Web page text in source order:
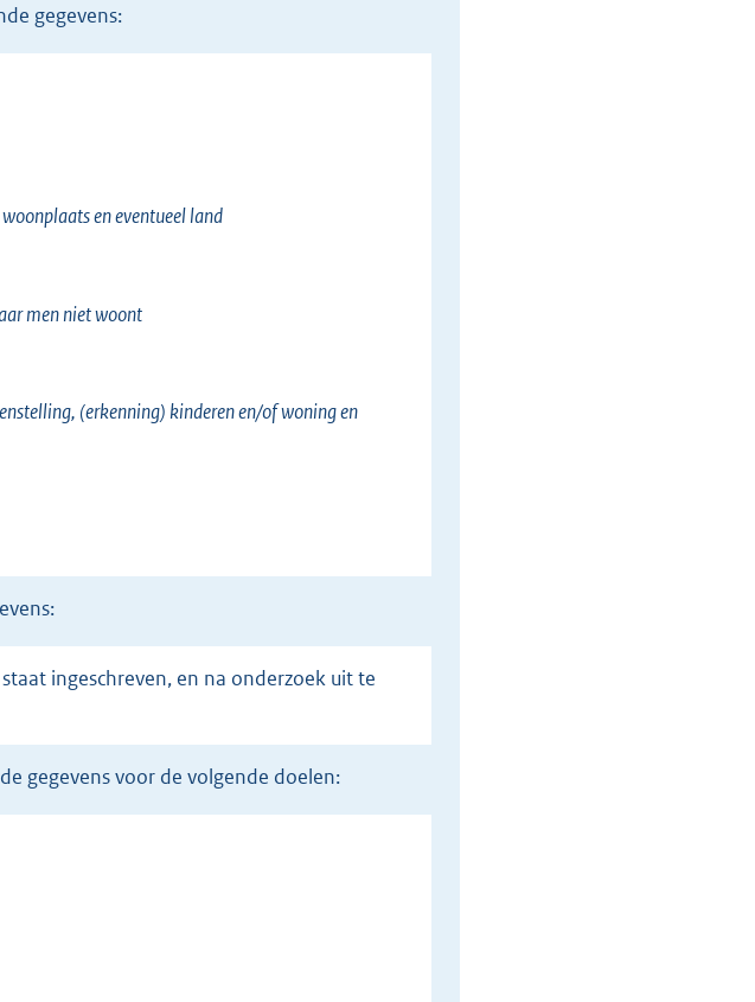
gegevens:
en eventueel land
men niet woont
(erkenning) kinderen en/of woning en
gegevens voor de volgende doelen: